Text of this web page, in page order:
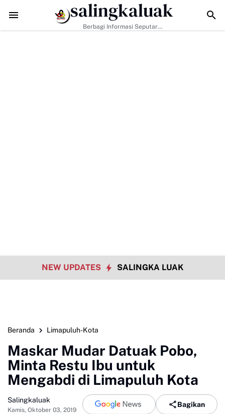
Hanya Tugas Pemerintah, H. Ilson Cong Dorong Keluarga dan
salingkaluak
Berbagi Informasi Seputar
NEW UPDATES SALINGKA LUAK
Beranda Limapuluh-Kota
Maskar Mudar Datuak Pobo,
Minta Restu Ibu untuk
Mengabdi di Limapuluh Kota
Salingkaluak
Kamis, Oktober 03, 2019
Bagikan